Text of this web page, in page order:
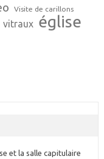
Visite de carillons
vitraux église
et la salle capitulaire